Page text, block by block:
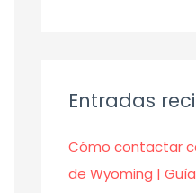
Entradas
Cómo contactar
de Wyoming |